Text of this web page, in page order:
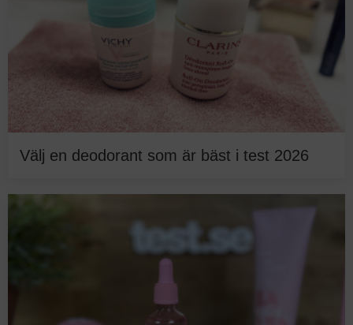
Välj en deodorant som är bäst i test 2026